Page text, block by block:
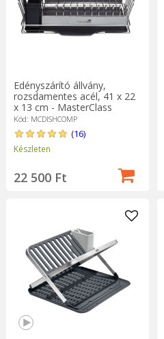
Edényszárító állvány,
rozsdamentes acél, 41 x 22
x 13 cm - MasterClass
Kód: MCDISHCOMP
(16)
Készleten
22 500 Ft